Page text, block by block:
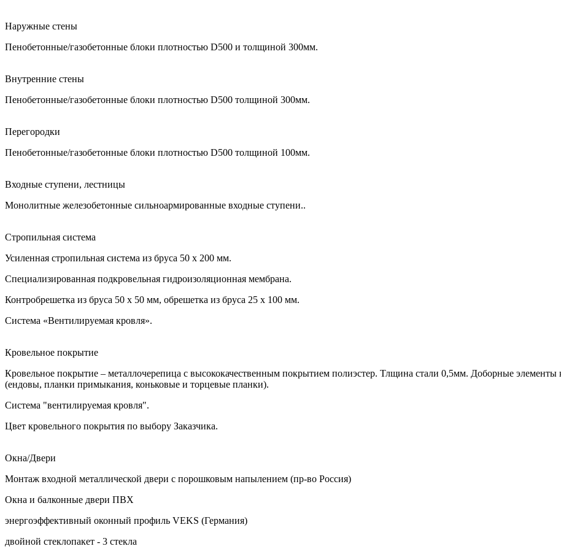
Наружные стены
Пенобетонные/газобетонные блоки плотностью D500 и толщиной 300мм.
Внутренние стены
Пенобетонные/газобетонные блоки плотностью D500 толщиной 300мм.
Перегородки
Пенобетонные/газобетонные блоки плотностью D500 толщиной 100мм.
Входные ступени, лестницы
Монолитные железобетонные сильноармированные входные ступени..
Стропильная система
Усиленная стропильная система из бруса 50 х 200 мм.
Специализированная подкровельная гидроизоляционная мембрана.
Контробрешетка из бруса 50 х 50 мм, обрешетка из бруса 25 х 100 мм.
Система «Вентилируемая кровля».
Кровельное покрытие
Кровельное покрытие – металлочерепица с высококачественным покрытием полиэстер. Тлщина стали 0,5мм. Доборные элементы
(ендовы, планки примыкания, коньковые и торцевые планки).
Система "вентилируемая кровля".
Цвет кровельного покрытия по выбору Заказчика.
Окна/Двери
Монтаж входной металлической двери с порошковым напылением (пр-во Россия)
Окна и балконные двери ПВХ
энергоэффективный оконный профиль VEKS (Германия)
двойной стеклопакет - 3 стекла